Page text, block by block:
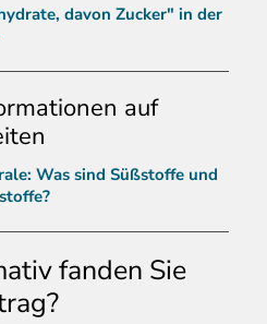
davon Zucker" in der
auf
Was sind Süßstoffe und
fanden Sie